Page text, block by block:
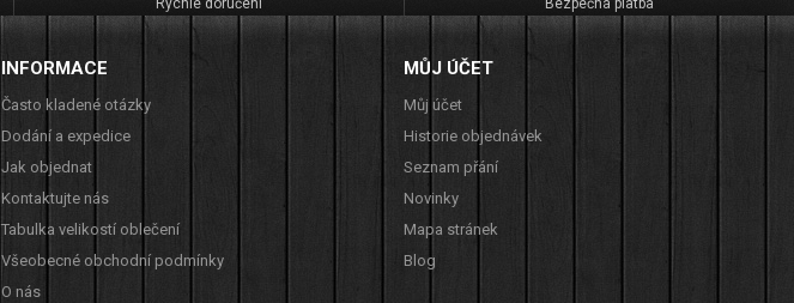
INFORMACE
Často kladené otázky
Dodání a expedice
Jak objednat
Kontaktujte nás
Tabulka velikostí oblečení
Všeobecné obchodní podmínky
O nás
MŮJ ÚČET
Můj účet
Historie objednávek
Seznam přání
Novinky
Mapa stránek
Blog